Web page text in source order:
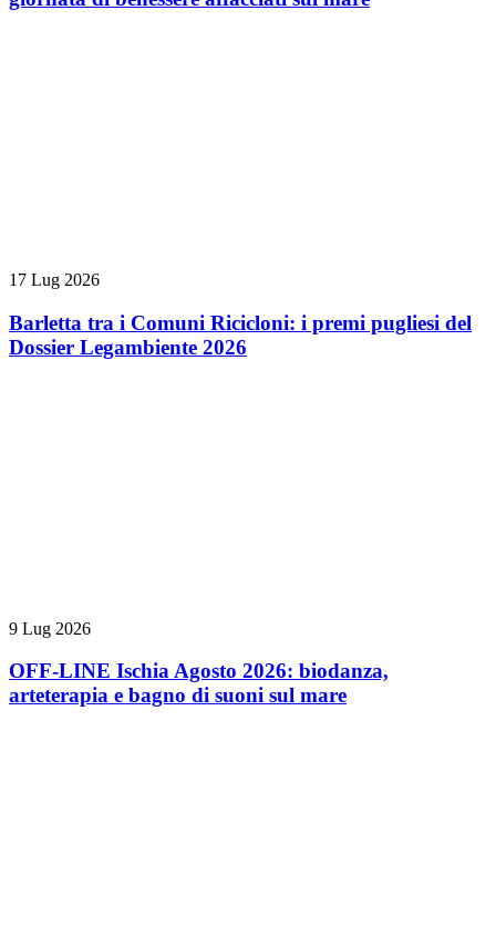
17 Lug 2026
Barletta tra i Comuni Ricicloni: i premi pugliesi del
Dossier Legambiente 2026
9 Lug 2026
OFF-LINE Ischia Agosto 2026: biodanza,
arteterapia e bagno di suoni sul mare